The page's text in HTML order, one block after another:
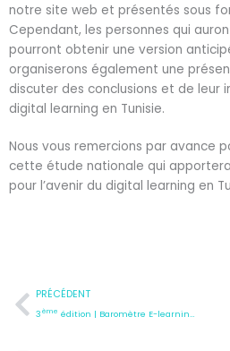
notre site web et présentés sous
Cependant, les personnes qui
pourront obtenir une version
organiserons également une
discuter des conclusions et de leur
digital learning en Tunisie.
Nous vous remercions par avance
cette étude nationale qui
pour l’avenir du digital learning en
Prev
PRÉCÉDENT
3ème édition | Baromètre E-learning Tunisie